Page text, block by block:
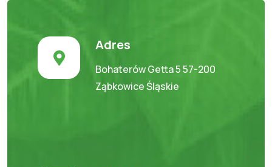
Adres
Bohaterów Getta 5 57-200
Ząbkowice Śląskie